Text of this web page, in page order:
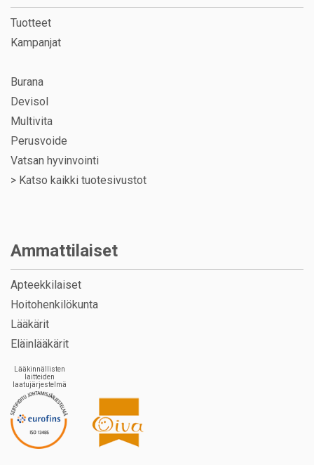
Tuotteet
Kampanjat
Burana
Devisol
Multivita
Perusvoide
Vatsan hyvinvointi
> Katso kaikki tuotesivustot
Ammattilaiset
Apteekkilaiset
Hoitohenkilökunta
Lääkärit
Eläinlääkärit
Lääkinnällisten
laitteiden
laatujärjestelmä